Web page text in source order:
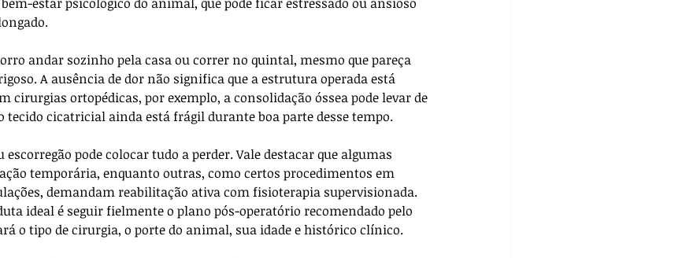
estar psicológico do animal, que pode ficar estressado ou ansioso
andar sozinho pela casa ou correr no quintal, mesmo que pareça
A ausência de dor não significa que a estrutura operada está
cirurgias ortopédicas, por exemplo, a consolidação óssea pode levar de
tecido cicatricial ainda está frágil durante boa parte desse tempo.
pode colocar tudo a perder. Vale destacar que algumas
temporária, enquanto outras, como certos procedimentos em
demandam reabilitação ativa com fisioterapia supervisionada.
ideal é seguir fielmente o plano pós-operatório recomendado pelo
o tipo de cirurgia, o porte do animal, sua idade e histórico clínico.